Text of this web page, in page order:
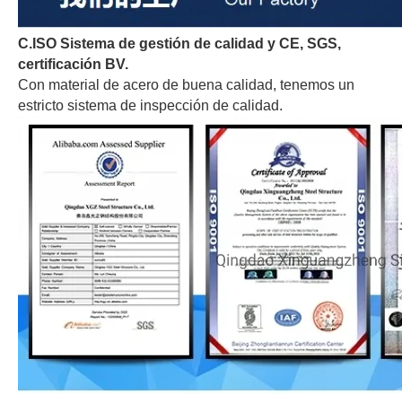
C.ISO Sistema de gestión de calidad y CE, SGS,
certificación BV.
Con material de acero de buena calidad, tenemos un
estricto sistema de inspección de calidad.